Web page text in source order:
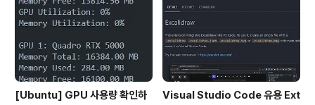
[Fashion_MNIST data Trainin..
[Ubuntu] GPU 사용량 확인하
Visual Studio Code 유용 Ext